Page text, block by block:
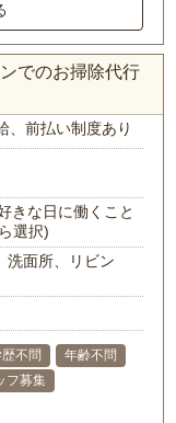
でのお掃除代行
、前払い制度あり
きな日に働くこと
選択)
洗面所、リビン
不問
年齢不問
フ募集